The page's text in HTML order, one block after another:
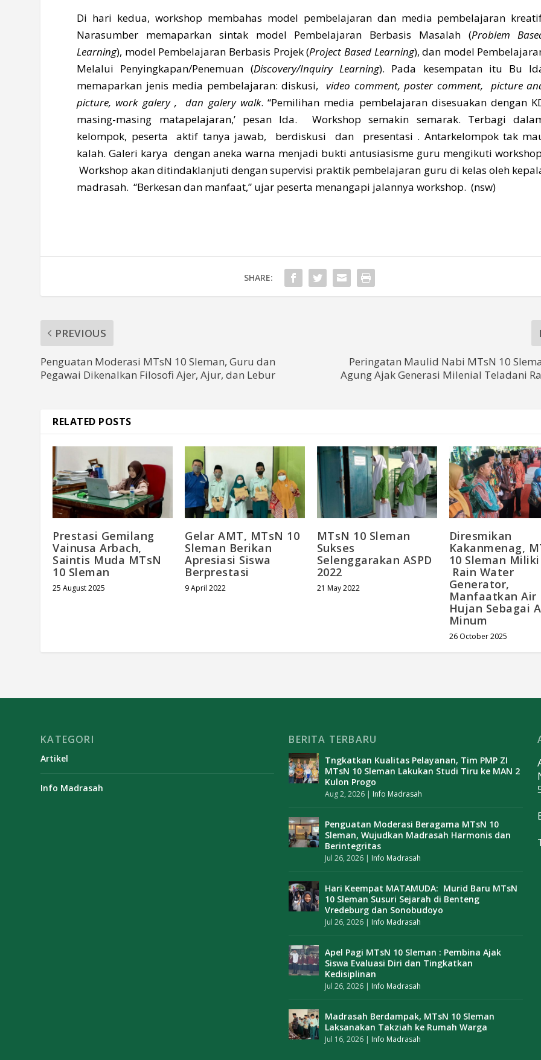
Di hari kedua, workshop membahas model pembelajaran dan media pembelajaran
Narasumber memaparkan sintak model Pembelajaran Berbasis Masalah (Problem
Learning), model Pembelajaran Berbasis Projek (Project Based Learning), dan model
Melalui Penyingkapan/Penemuan (Discovery/Inquiry Learning). Pada kesempatan itu Bu
memaparkan jenis media pembelajaran: diskusi,video comment, poster comment, picture
picture, work galery , dan galery walk. “Pemilihan media pembelajaran disesuakan dengan
masing-masing matapelajaran,’ pesan Ida. Workshop semakin semarak. Terbagi
kelompok, peserta aktif tanya jawab, berdiskusi dan presentasi . Antarkelompok tak
kalah. Galeri karya dengan aneka warna menjadi bukti antusiasisme guru mengikuti
Workshop akan ditindaklanjuti dengan supervisi praktik pembelajaran guru di kelas oleh
madrasah. “Berkesan dan manfaat,” ujar peserta menangapi jalannya workshop. (nsw)
SHARE:
PREVIOUS
Penguatan Moderasi MTsN 10 Sleman, Guru dan
Pegawai Dikenalkan Filosofi Ajer, Ajur, dan Lebur
Peringatan Maulid Nabi MTsN 10
Agung Ajak Generasi Milenial Teladani
RELATED POSTS
Prestasi Gemilang
Vainusa Arbach,
Saintis Muda MTsN
10 Sleman
25 August 2025
Gelar AMT, MTsN 10
Sleman Berikan
Apresiasi Siswa
Berprestasi
9 April 2022
MTsN 10 Sleman
Sukses
Selenggarakan ASPD
2022
21 May 2022
Diresmikan
Kakanmenag,
10 Sleman Miliki
Rain Water
Generator,
Manfaatkan Air
Hujan Sebagai
Minum
26 October 2025
KATEGORI
Artikel
Info Madrasah
BERITA TERBARU
Tngkatkan Kualitas Pelayanan, Tim PMP ZI
MTsN 10 Sleman Lakukan Studi Tiru ke MAN 2
Kulon Progo
Aug 2, 2026 | Info Madrasah
Penguatan Moderasi Beragama MTsN 10
Sleman, Wujudkan Madrasah Harmonis dan
Berintegritas
Jul 26, 2026 | Info Madrasah
Hari Keempat MATAMUDA: Murid Baru MTsN
10 Sleman Susuri Sejarah di Benteng
Vredeburg dan Sonobudoyo
Jul 26, 2026 | Info Madrasah
Apel Pagi MTsN 10 Sleman : Pembina Ajak
Siswa Evaluasi Diri dan Tingkatkan
Kedisiplinan
Jul 26, 2026 | Info Madrasah
Madrasah Berdampak, MTsN 10 Sleman
Laksanakan Takziah ke Rumah Warga
Jul 16, 2026 | Info Madrasah